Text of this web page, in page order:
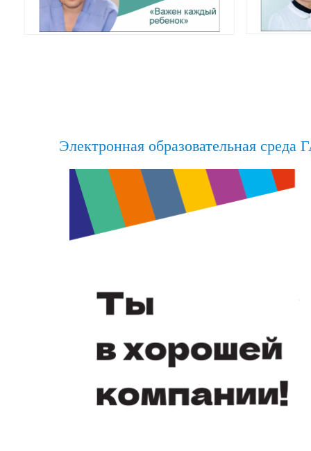
Электронная образовательная